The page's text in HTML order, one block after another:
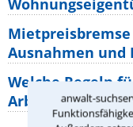
anwalt-
Mietpreisbremse
Ausnahmen
Welche Regeln
Arbeitszeit